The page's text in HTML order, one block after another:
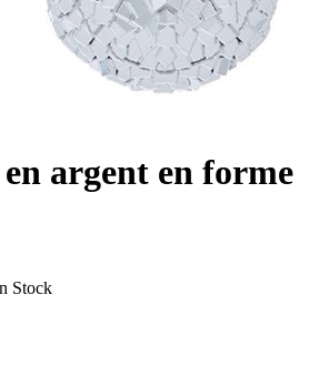
argent en forme
Stock